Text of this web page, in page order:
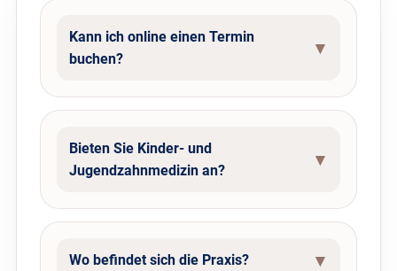
Kann ich online einen Termin
buchen?
Bieten Sie Kinder- und
Jugendzahnmedizin an?
Wo befindet sich die Praxis?